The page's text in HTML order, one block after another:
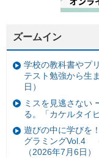
ズームイン
学校の教科書やプ
テスト勉強から生
日）
ミスを見逃さない
る。「カケルタイ
遊びの中に学びを
グラミングVol.4
（2026年7月6日）